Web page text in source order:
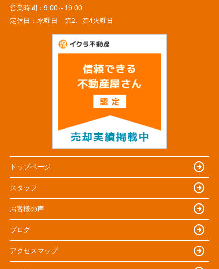
営業時間： 9:00～19:00
定休日： 水曜日 第2、第4火曜日
トップページ
スタッフ
お客様の声
ブログ
アクセスマップ